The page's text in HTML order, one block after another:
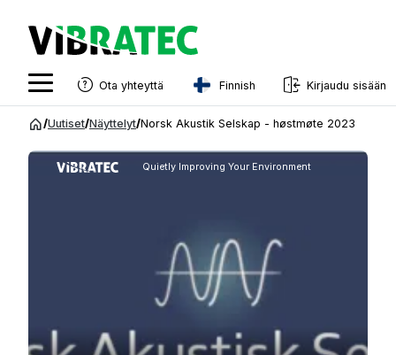
Siirry
Ota yhteyttä Finnish
English
Swedish
Estonian
Finnish
Danish
Kirjaudu sisään
/Uutiset/Näyttelyt/Norsk Akustik Selskap - høstmøte 2023
Quietly Improving Your Environment